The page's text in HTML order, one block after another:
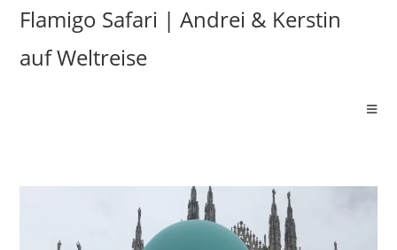
Flamigo Safari | Andrei & Kerstin
auf Weltreise